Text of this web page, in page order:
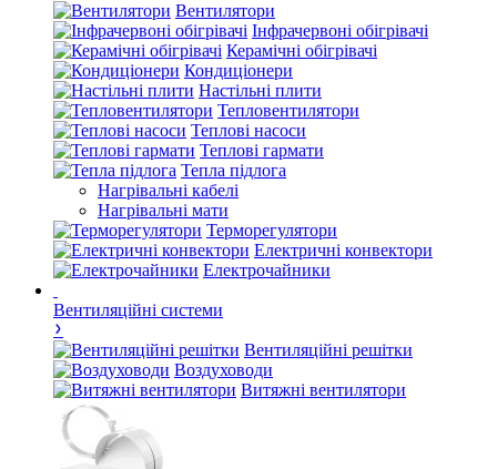
Вентилятори
Інфрачервоні обігрівачі
Керамічні обігрівачі
Кондиціонери
Настільні плити
Тепловентилятори
Теплові насоси
Теплові гармати
Тепла підлога
Нагрівальні кабелі
Нагрівальні мати
Терморегулятори
Електричні конвектори
Електрочайники
Вентиляційні системи
Вентиляційні решітки
Воздуховоди
Витяжні вентилятори